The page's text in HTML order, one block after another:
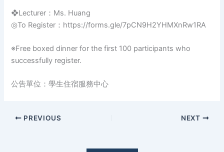
❖Lecturer：Ms. Huang
◎To Register：https://forms.gle/7pCN9H2YHMXnRw1RA
※Free boxed dinner for the first 100 participants who
successfully register.
公告單位：學生住宿服務中心
PREVIOUS NEXT